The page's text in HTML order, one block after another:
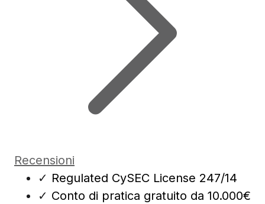
Recensioni
✓ Regulated CySEC License 247/14
✓ Conto di pratica gratuito da 10.000€